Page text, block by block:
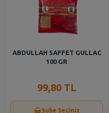
ABDULLAH SAFFET GULLAC
100 GR
99,80 TL
Şube Seçiniz